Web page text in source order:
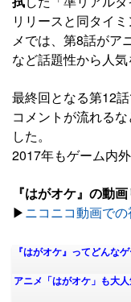
リリースと同タイ
メでは、第8話がア
など話題性から人気
最終回となる第12
コメントが流れる
した。
2017年もゲーム内
『はがオケ』の動
▶︎ニコニコ動画での
『はがオケ』ってどんな
アニメ「はがオケ」も大